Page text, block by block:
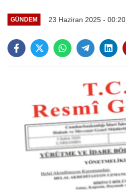
GÜNDEM 23 Haziran 2025 - 00:20